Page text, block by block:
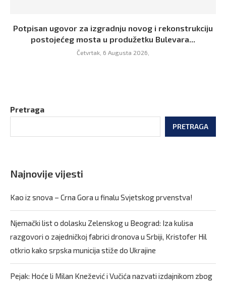
Potpisan ugovor za izgradnju novog i rekonstrukciju
postojećeg mosta u produžetku Bulevara...
Četvrtak, 6 Augusta 2026,
Pretraga
PRETRAGA
Najnovije vijesti
Kao iz snova – Crna Gora u finalu Svjetskog prvenstva!
Njemački list o dolasku Zelenskog u Beograd: Iza kulisa
razgovori o zajedničkoj fabrici dronova u Srbiji, Kristofer Hil
otkrio kako srpska municija stiže do Ukrajine
Pejak: Hoće li Milan Knežević i Vučića nazvati izdajnikom zbog